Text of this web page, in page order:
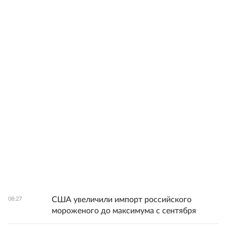
08:27
США увеличили импорт российского
мороженого до максимума с сентября